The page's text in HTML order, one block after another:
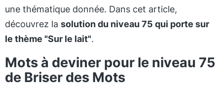
une thématique donnée. Dans cet article,
découvrez la solution du niveau 75 qui porte sur
le thème "Sur le lait".
Mots à deviner pour le niveau 75
de Briser des Mots